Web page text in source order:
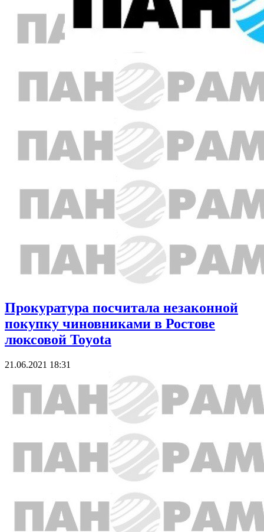
Прокуратура посчитала незаконной
покупку чиновниками в Ростове
люксовой Toyota
21.06.2021 18:31